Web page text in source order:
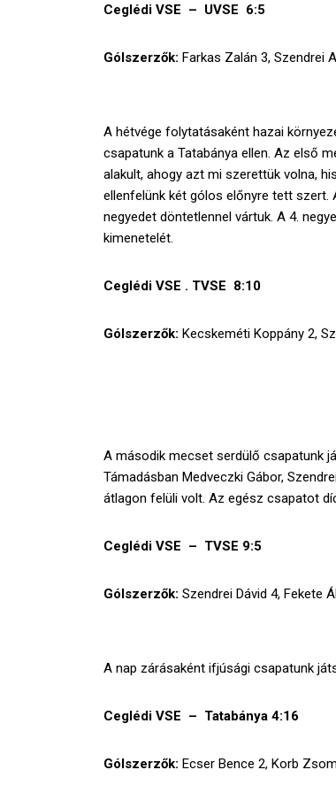
Ceglédi VSE – UVSE 6:5
Gólszerzők: Farkas Zalán 3, Szendrei
A hétvége folytatásaként hazai
csapatunk a Tatabánya ellen. Az első
alakult, ahogy azt mi szerettük volna,
ellenfelünk két gólos előnyre tett szert.
negyedet döntetlennel vártuk. A 4.
kimenetelét.
Ceglédi VSE . TVSE 8:10
Gólszerzők: Kecskeméti Koppány 2,
A második mecset serdülő csapatunk
Támadásban Medveczki Gábor,
átlagon felüli volt. Az egész csapatot
Ceglédi VSE – TVSE 9:5
Gólszerzők: Szendrei Dávid 4, Fekete
A nap zárásaként ifjúsági csapatunk
Ceglédi VSE – Tatabánya 4:16
Gólszerzők: Ecser Bence 2, Korb